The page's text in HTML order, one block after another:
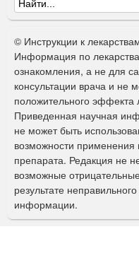
Ф
о
р
м
а
п
о
и
с
к
© Инструкции к
Информация по
ознакомления, а не для
консультации врача и не
положительного эффекта
Приведенная научная
не может быть
возможности применения
препарата. Редакция не
возможные
результате
информации.